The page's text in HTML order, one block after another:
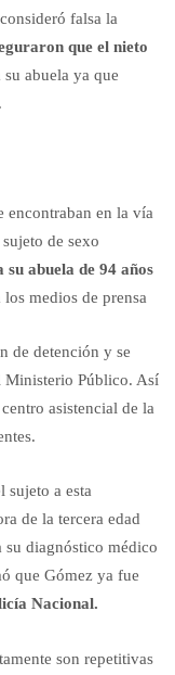
falsa la
que el nieto
abuela ya que
encontraban en la vía
de sexo
abuela de 94 años
medios de prensa
de detención y se
Ministerio Público. Así
asistencial de la
sujeto a esta
de la tercera edad
su diagnóstico médico
que Gómez ya fue
Nacional.
son repetitivas